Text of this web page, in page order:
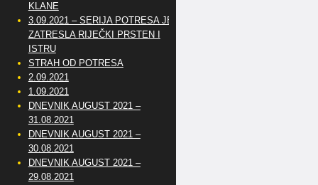
KLANE
3.09.2021 – SERIJA POTRESA JE
ZATRESLA RIJEČKI PRSTEN I
ISTRU
STRAH OD POTRESA
2.09.2021
1.09.2021
DNEVNIK AUGUST 2021 –
31.08.2021
DNEVNIK AUGUST 2021 –
30.08.2021
DNEVNIK AUGUST 2021 –
29.08.2021